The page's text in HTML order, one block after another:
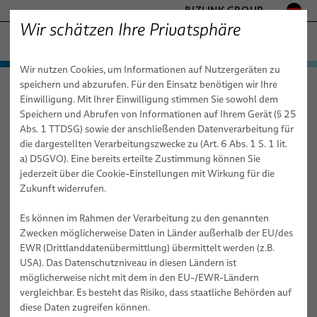
BIZLINK GROUP
− ENGINEERED SOLUTIONS
FABRIKAUTOMATION & MASCHINENBAU
MARINE
MOBILITÄT
HALBLEITERTECHNIK
TELECOM & NETWORKING
SILICONE CABLE SOLUTIONS
Produkte & Dienstleistungen
Medizinkabel
Kundenspezifische Kabelmeterware
Standard- & Spezial-Kupferkabel
Faser-Optik-Kabel
elocab Miniaturkabel
Flachkabel
elocab Endoskopiekabel
Patientenmonitoring-Kabel
Gesundheitswesen Produkte & Dienstleistungen
Medizinkabel
Patientenmonitoring-Kabel
Patientenmonitoring-Kabel
Wir schätzen Ihre Privatsphäre
Wir nutzen Cookies, um Informationen auf Nutzergeräten zu
speichern und abzurufen. Für den Einsatz benötigen wir Ihre
Einwilligung. Mit Ihrer Einwilligung stimmen Sie sowohl dem
Speichern und Abrufen von Informationen auf Ihrem Gerät (§ 25
Abs. 1 TTDSG) sowie der anschließenden Datenverarbeitung für
die dargestellten Verarbeitungszwecke zu (Art. 6 Abs. 1 S. 1 lit.
a) DSGVO). Eine bereits erteilte Zustimmung können Sie
jederzeit über die Cookie-Einstellungen mit Wirkung für die
Zukunft widerrufen.
Es können im Rahmen der Verarbeitung zu den genannten
Zwecken möglicherweise Daten in Länder außerhalb der EU/des
EWR (Drittlanddatenübermittlung) übermittelt werden (z.B.
USA). Das Datenschutzniveau in diesen Ländern ist
möglicherweise nicht mit dem in den EU-/EWR-Ländern
vergleichbar. Es besteht das Risiko, dass staatliche Behörden auf
diese Daten zugreifen können.